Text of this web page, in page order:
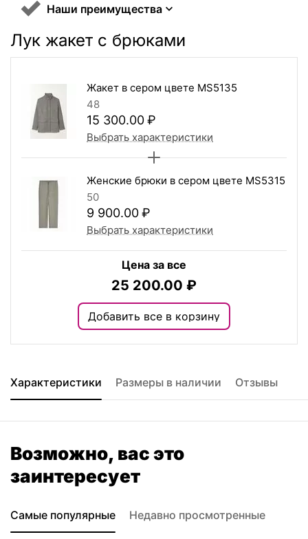
Наши преимущества
Лук жакет с брюками
Жакет в сером цвете MS5135
48
15 300.00₽
Выбрать характеристики
Женские брюки в сером цвете MS5315
50
9 900.00₽
Выбрать характеристики
Цена за все
25 200.00 ₽
Добавить все в корзину
Характеристики Размеры в наличии Отзывы
Возможно, вас это
заинтересует
Самые популярные Недавно просмотренные